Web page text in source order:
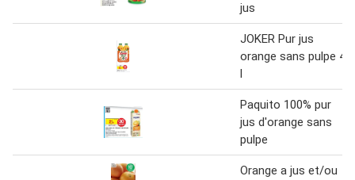
jus
JOKER Pur jus
orange sans pulpe 4
l
Paquito 100% pur
jus d'orange sans
pulpe
Orange a jus et/ou